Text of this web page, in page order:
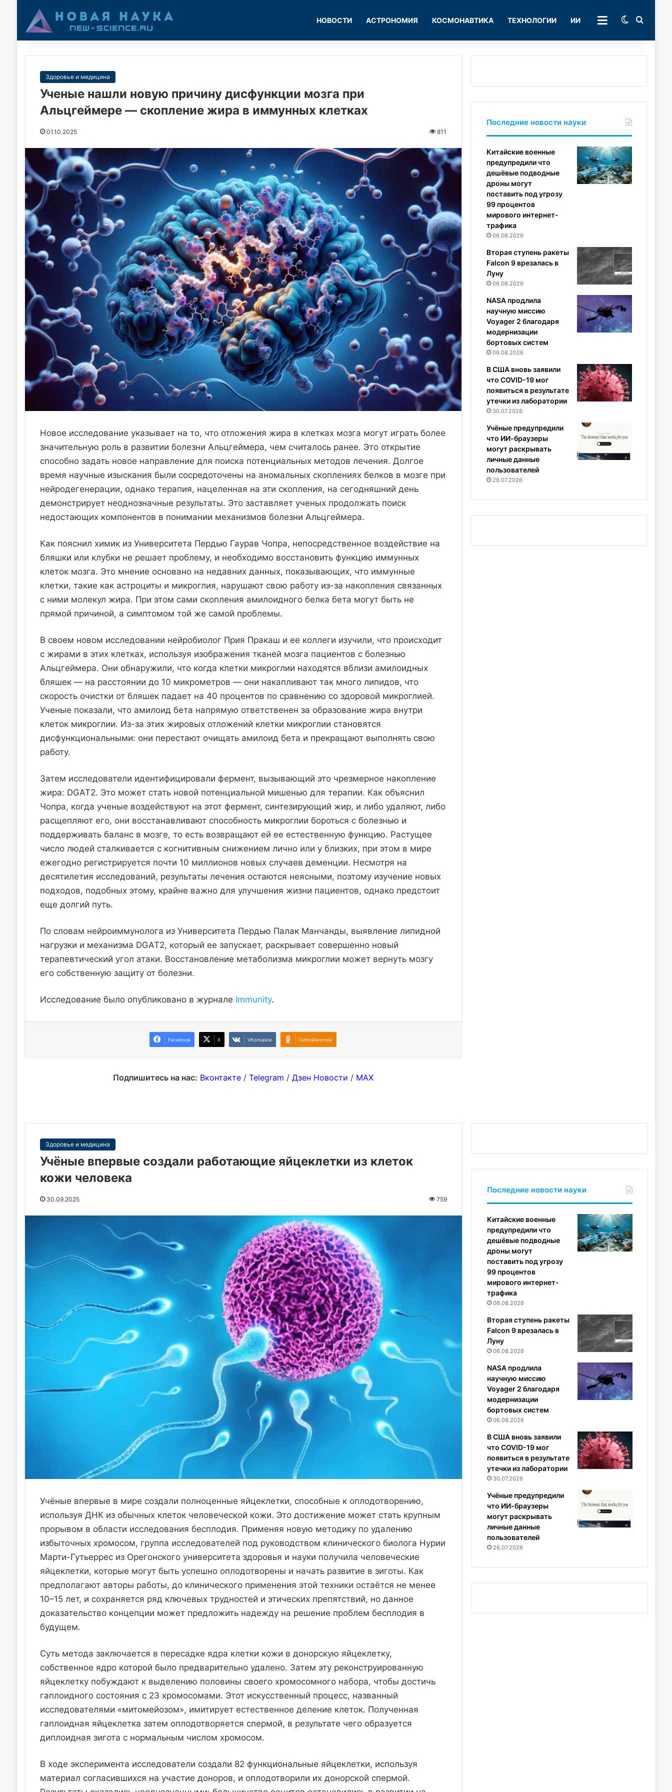
НОВОСТИ АСТРОНОМИЯ КОСМОНАВТИКА ТЕХНОЛОГИИ ИИ РУБРИКИSwitch skin
Здоровье и медицина
Ученые нашли новую причину дисфункции мозга при
Альцгеймере — скопление жира в иммунных клетках
01.10.2025 811
Новое исследование указывает на то, что отложения жира в клетках мозга могут играть более
значительную роль в развитии болезни Альцгеймера, чем считалось ранее. Это открытие
способно задать новое направление для поиска потенциальных методов лечения. Долгое
время научные изыскания были сосредоточены на аномальных скоплениях белков в мозге при
нейродегенерации, однако терапия, нацеленная на эти скопления, на сегодняшний день
демонстрирует неоднозначные результаты. Это заставляет ученых продолжать поиск
недостающих компонентов в понимании механизмов болезни Альцгеймера.
Как пояснил химик из Университета Пердью Гаурав Чопра, непосредственное воздействие на
бляшки или клубки не решает проблему, и необходимо восстановить функцию иммунных
клеток мозга. Это мнение основано на недавних данных, показывающих, что иммунные
клетки, такие как астроциты и микроглия, нарушают свою работу из-за накопления связанных
с ними молекул жира. При этом сами скопления амилоидного белка бета могут быть не
прямой причиной, а симптомом той же самой проблемы.
В своем новом исследовании нейробиолог Прия Пракаш и ее коллеги изучили, что происходит
с жирами в этих клетках, используя изображения тканей мозга пациентов с болезнью
Альцгеймера. Они обнаружили, что когда клетки микроглии находятся вблизи амилоидных
бляшек — на расстоянии до 10 микрометров — они накапливают так много липидов, что
скорость очистки от бляшек падает на 40 процентов по сравнению со здоровой микроглией.
Ученые показали, что амилоид бета напрямую ответственен за образование жира внутри
клеток микроглии. Из-за этих жировых отложений клетки микроглии становятся
дисфункциональными: они перестают очищать амилоид бета и прекращают выполнять свою
работу.
Затем исследователи идентифицировали фермент, вызывающий это чрезмерное накопление
жира: DGAT2. Это может стать новой потенциальной мишенью для терапии. Как объяснил
Чопра, когда ученые воздействуют на этот фермент, синтезирующий жир, и либо удаляют, либо
расщепляют его, они восстанавливают способность микроглии бороться с болезнью и
поддерживать баланс в мозге, то есть возвращают ей ее естественную функцию. Растущее
число людей сталкивается с когнитивным снижением лично или у близких, при этом в мире
ежегодно регистрируется почти 10 миллионов новых случаев деменции. Несмотря на
десятилетия исследований, результаты лечения остаются неясными, поэтому изучение новых
подходов, подобных этому, крайне важно для улучшения жизни пациентов, однако предстоит
еще долгий путь.
По словам нейроиммунолога из Университета Пердью Палак Манчанды, выявление липидной
нагрузки и механизма DGAT2, который ее запускает, раскрывает совершенно новый
терапевтический угол атаки. Восстановление метаболизма микроглии может вернуть мозгу
его собственную защиту от болезни.
Исследование было опубликовано в журнале Immunity.
Facebook X VKontakte Odnoklassniki
Подпишитесь на нас: Вконтакте/ Telegram / Дзен Новости / MAX
Последние новости науки
Китайские военные
предупредили что
дешёвые подводные
дроны могут
поставить под угрозу
99 процентов
мирового интернет-
трафика
06.08.2026
Вторая ступень ракеты
Falcon 9 врезалась в
Луну
06.08.2026
NASA продлила
научную миссию
Voyager 2 благодаря
модернизации
бортовых систем
06.08.2026
В США вновь заявили
что COVID-19 мог
появиться в результате
утечки из лаборатории
30.07.2026
Учёные предупредили
что ИИ-браузеры
могут раскрывать
личные данные
пользователей
26.07.2026